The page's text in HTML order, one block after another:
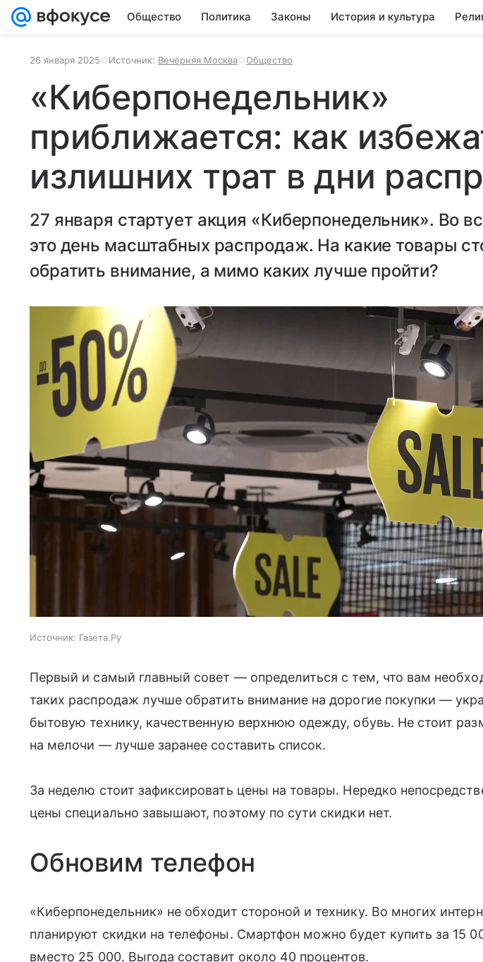
Общество Политика Законы История и культура
26 января 2025 Источник: Вечерняя Москва Общество
«Киберпонедельник»
приближается: как
излишних трат в дни
27 января стартует акция «Киберпонедельник». Во
это день масштабных распродаж. На какие товары
обратить внимание, а мимо каких лучше пройти?
Источник: Газета.Ру
Первый и самый главный совет — определиться с тем, что вам
таких распродаж лучше обратить внимание на дорогие покупки —
бытовую технику, качественную верхнюю одежду, обувь. Не стоит
на мелочи — лучше заранее составить список.
За неделю стоит зафиксировать цены на товары. Нередко
цены специально завышают, поэтому по сути скидки нет.
Обновим телефон
«Киберпонедельник» не обходит стороной и технику. Во многих
планируют скидки на телефоны. Смартфон можно будет купить за 15
вместо 25 000. Выгода составит около 40 процентов.